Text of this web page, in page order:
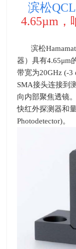
滨松
4.65µm，
滨松
器）具有4.65μm
带宽为20GHz (-
SMA接头连接到
向内部聚焦透镜
快红外探测器和
Photodetector)。